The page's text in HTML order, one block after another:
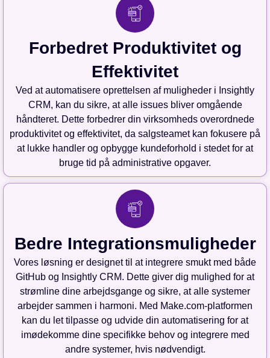
Forbedret Produktivitet og
Effektivitet
Ved at automatisere oprettelsen af muligheder i Insightly
CRM, kan du sikre, at alle issues bliver omgående
håndteret. Dette forbedrer din virksomheds overordnede
produktivitet og effektivitet, da salgsteamet kan fokusere på
at lukke handler og opbygge kundeforhold i stedet for at
bruge tid på administrative opgaver.
Bedre Integrationsmuligheder
Vores løsning er designet til at integrere smukt med både
GitHub og Insightly CRM. Dette giver dig mulighed for at
strømline dine arbejdsgange og sikre, at alle systemer
arbejder sammen i harmoni. Med Make.com-platformen
kan du let tilpasse og udvide din automatisering for at
imødekomme dine specifikke behov og integrere med
andre systemer, hvis nødvendigt.